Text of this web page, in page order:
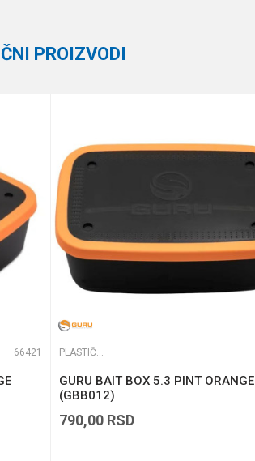
PROIZVODI
66421 PLASTIČNE KUTIJE
GURU BAIT BOX 5.3 PINT ORANGE
(GBB012)
790,00 RSD